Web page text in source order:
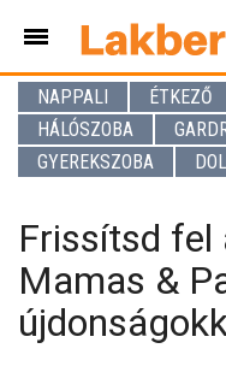
NAPPALI ÉTKEZŐ
HÁLÓSZOBA
GYEREKSZOBA
Frissítsd fel
Mamas &